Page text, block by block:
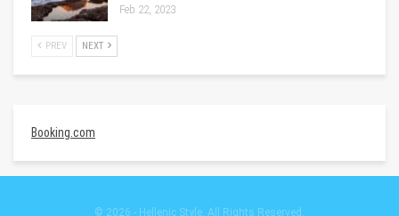
Feb 22, 2023
PREV NEXT
Booking.com
© 2026 - Hellenic Style. All Rights Reserved.